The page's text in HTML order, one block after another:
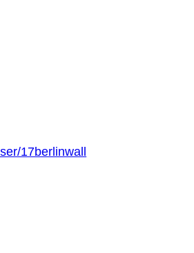
17berlinwall